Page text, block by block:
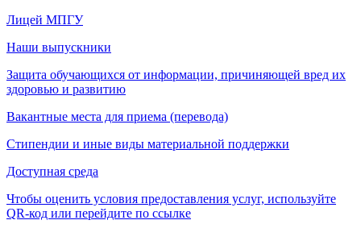
Лицей МПГУ
Наши выпускники
Защита обучающихся от информации, причиняющей вред их
здоровью и развитию
Вакантные места для приема (перевода)
Стипендии и иные виды материальной поддержки
Доступная среда
Чтобы оценить условия предоставления услуг, используйте
QR-код или перейдите по ссылке